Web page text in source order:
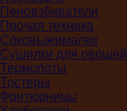
Пеновзбиватели
Прочая техника
Соковыжималки
Сушилки для овощей
Термопоты
Тостеры
Фритюрницы